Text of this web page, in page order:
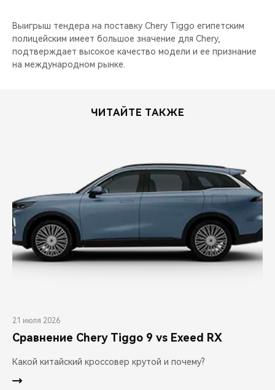
Выигрыш тендера на поставку Chery Tiggo египетским
полицейским имеет большое значение для Chery,
подтверждает высокое качество модели и ее признание
на международном рынке.
ЧИТАЙТЕ ТАКЖЕ
21 июля 2026
Сравнение Chery Tiggo 9 vs Exeed RX
Какой китайский кроссовер крутой и почему?